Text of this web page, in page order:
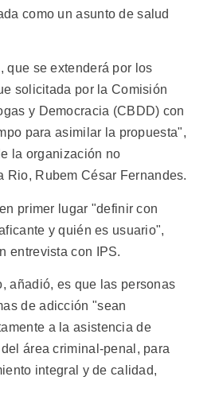
como un asunto de salud
que se extenderá por los
solicitada por la Comisión
y Democracia (CBDD) con
para asimilar la propuesta",
la organización no
Rio, Rubem César Fernandes.
primer lugar "definir con
y quién es usuario",
entrevista con IPS.
añadió, es que las personas
de adicción "sean
a la asistencia de
área criminal-penal, para
integral y de calidad,